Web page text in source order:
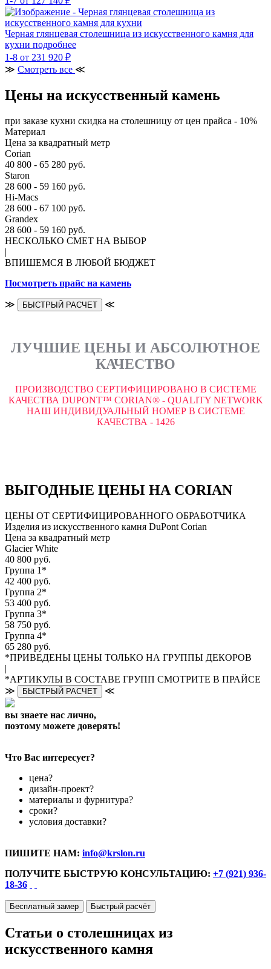
Черная глянцевая столешница из искусственного камня для
кухни подробнее
1-8 от 231 920 ₽
≫ Смотреть все ≪
Цены на искусственный камень
при заказе кухни скидка на столешницу от цен прайса - 10%
Материал
Цена за квадратный метр
Corian
40 800 - 65 280 руб.
Staron
28 600 - 59 160 руб.
Hi-Macs
28 600 - 67 100 руб.
Grandex
28 600 - 59 160 руб.
НЕСКОЛЬКО СМЕТ НА ВЫБОР
|
ВПИШЕМСЯ В ЛЮБОЙ БЮДЖЕТ
Посмотреть прайс на камень
≫ БЫСТРЫЙ РАСЧЕТ ≪
ЛУЧШИЕ ЦЕНЫ И АБСОЛЮТНОЕ
КАЧЕСТВО
ПРОИЗВОДСТВО СЕРТИФИЦИРОВАНО В СИСТЕМЕ
КАЧЕСТВА DUPONT™ CORIAN® - QUALITY NETWORK
НАШ ИНДИВИДУАЛЬНЫЙ НОМЕР В СИСТЕМЕ
КАЧЕСТВА - 1426
ВЫГОДНЫЕ ЦЕНЫ НА CORIAN
ЦЕНЫ ОТ СЕРТИФИЦИРОВАННОГО ОБРАБОТЧИКА
Изделия из искусственного камня DuPont Corian
Цена за квадратный метр
Glacier White
40 800 руб.
Группа 1*
42 400 руб.
Группа 2*
53 400 руб.
Группа 3*
58 750 руб.
Группа 4*
65 280 руб.
*ПРИВЕДЕНЫ ЦЕНЫ ТОЛЬКО НА ГРУППЫ ДЕКОРОВ
|
*АРТИКУЛЫ В СОСТАВЕ ГРУПП СМОТРИТЕ В ПРАЙСЕ
≫
БЫСТРЫЙ РАСЧЕТ ≪
вы знаете нас лично,
поэтому можете доверять!
Что Вас интересует?
цена?
дизайн-проект?
материалы и фурнитура?
сроки?
условия доставки?
ПИШИТЕ НАМ: info@krslon.ru
ПОЛУЧИТЕ БЫСТРУЮ КОНСУЛЬТАЦИЮ: +7 (921) 936-
18-36
Бесплатный замер Быстрый расчёт
Статьи о столешницах из
искусственного камня